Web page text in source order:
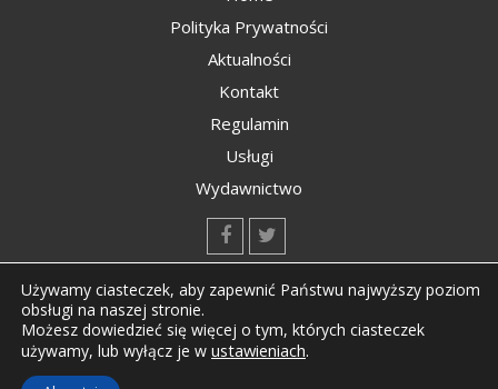
Polityka Prywatności
Aktualności
Kontakt
Regulamin
Usługi
Wydawnictwo
Używamy ciasteczek, aby zapewnić Państwu najwyższy poziom
obsługi na naszej stronie.
Możesz dowiedzieć się więcej o tym, których ciasteczek
używamy, lub wyłącz je w ustawieniach.